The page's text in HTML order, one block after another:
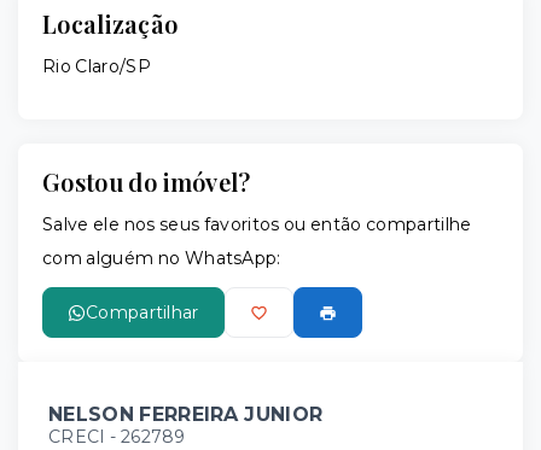
Localização
Rio Claro/SP
Gostou do imóvel?
Salve ele nos seus favoritos ou então compartilhe
com alguém no WhatsApp:
Compartilhar
NELSON FERREIRA JUNIOR
CRECI - 262789